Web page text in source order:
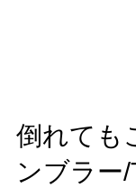
倒れても
ンブラー